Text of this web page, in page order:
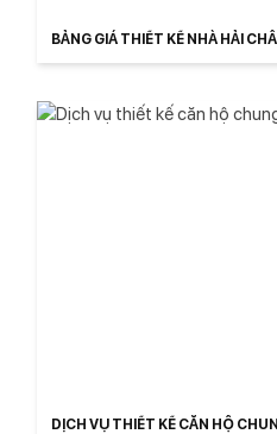
BẢNG GIÁ THIẾT KẾ NHÀ HẢI
DỊCH VỤ THIẾT KẾ CĂN HỘ